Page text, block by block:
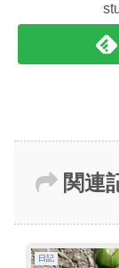
関連
日記